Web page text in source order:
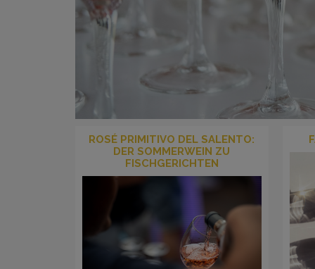
ROSÉ PRIMITIVO DEL SALENTO:
DER SOMMERWEIN ZU
FISCHGERICHTEN